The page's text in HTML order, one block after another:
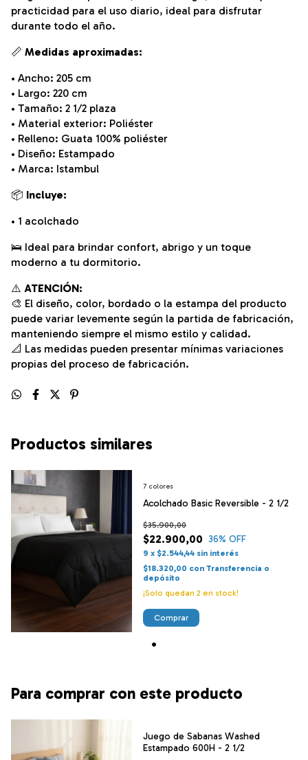
practicidad para el uso diario, ideal para disfrutar
durante todo el año.
📏 Medidas aproximadas:
• Ancho: 205 cm
• Largo: 220 cm
• Tamaño: 2 1/2 plaza
• Material exterior: Poliéster
• Relleno: Guata 100% poliéster
• Diseño: Estampado
• Marca: Istambul
📦 Incluye:
• 1 acolchado
🛌 Ideal para brindar confort, abrigo y un toque
moderno a tu dormitorio.
⚠️ ATENCIÓN:
🎨 El diseño, color, bordado o la estampa del producto
puede variar levemente según la partida de fabricación,
manteniendo siempre el mismo estilo y calidad.
📐 Las medidas pueden presentar mínimas variaciones
propias del proceso de fabricación.
Productos similares
Acolchado Basic Reversible - 2 1/2
$22.900,00
$35.900,00
36% OFF
9 x $2.544,44 sin interés
$18.320,00 con Transferencia o
depósito
¡Solo quedan 2 en stock!
7 colores
Comprar
Para comprar con este producto
Juego de Sabanas Washed
Estampado 600H - 2 1/2